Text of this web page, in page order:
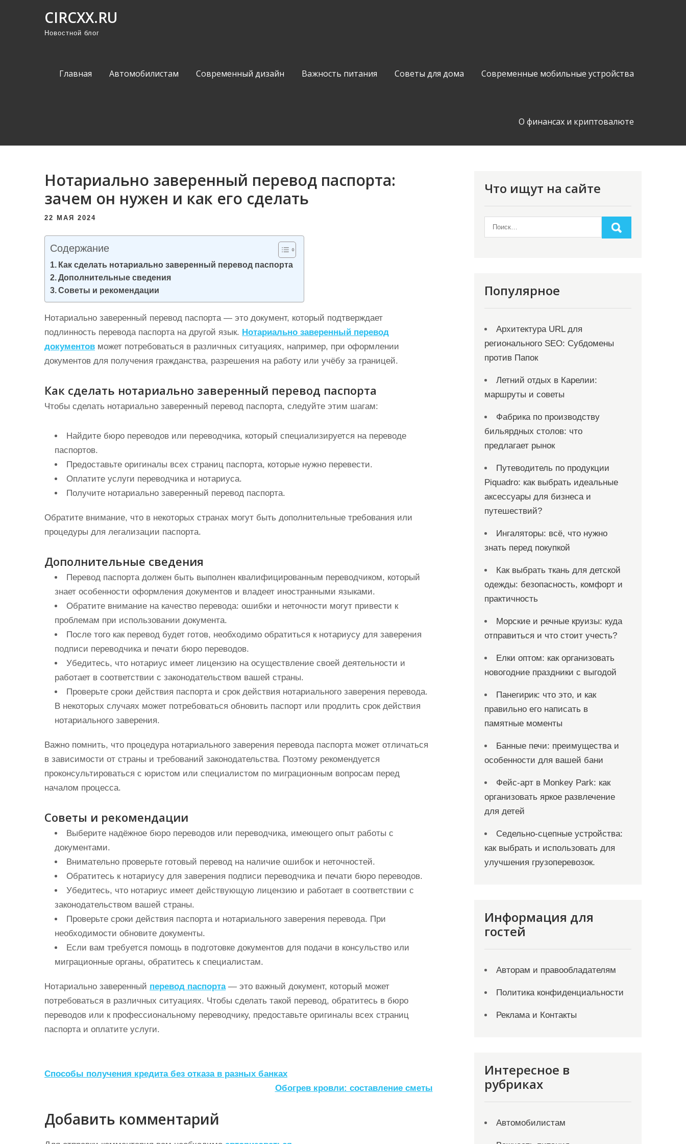
CIRCXX.RU
Новостной блог
Главная Автомобилистам Современный дизайн Важность питания Советы для дома Современные мобильные устройства
О финансах и криптовалюте
Нотариально заверенный перевод паспорта:
зачем он нужен и как его сделать
22 МАЯ 2024
Содержание
Как сделать нотариально заверенный перевод паспорта
Дополнительные сведения
Советы и рекомендации
Нотариально заверенный перевод паспорта — это документ, который подтверждает
подлинность перевода паспорта на другой язык. Нотариально заверенный перевод
документов может потребоваться в различных ситуациях, например, при оформлении
документов для получения гражданства, разрешения на работу или учёбу за границей.
Как сделать нотариально заверенный перевод паспорта
Чтобы сделать нотариально заверенный перевод паспорта, следуйте этим шагам:
Найдите бюро переводов или переводчика, который специализируется на переводе
паспортов.
Предоставьте оригиналы всех страниц паспорта, которые нужно перевести.
Оплатите услуги переводчика и нотариуса.
Получите нотариально заверенный перевод паспорта.
Обратите внимание, что в некоторых странах могут быть дополнительные требования или
процедуры для легализации паспорта.
Дополнительные сведения
Перевод паспорта должен быть выполнен квалифицированным переводчиком, который
знает особенности оформления документов и владеет иностранными языками.
Обратите внимание на качество перевода: ошибки и неточности могут привести к
проблемам при использовании документа.
После того как перевод будет готов, необходимо обратиться к нотариусу для заверения
подписи переводчика и печати бюро переводов.
Убедитесь, что нотариус имеет лицензию на осуществление своей деятельности и
работает в соответствии с законодательством вашей страны.
Проверьте сроки действия паспорта и срок действия нотариального заверения перевода.
В некоторых случаях может потребоваться обновить паспорт или продлить срок действия
нотариального заверения.
Важно помнить, что процедура нотариального заверения перевода паспорта может отличаться
в зависимости от страны и требований законодательства. Поэтому рекомендуется
проконсультироваться с юристом или специалистом по миграционным вопросам перед
началом процесса.
Советы и рекомендации
Выберите надёжное бюро переводов или переводчика, имеющего опыт работы с
документами.
Внимательно проверьте готовый перевод на наличие ошибок и неточностей.
Обратитесь к нотариусу для заверения подписи переводчика и печати бюро переводов.
Убедитесь, что нотариус имеет действующую лицензию и работает в соответствии с
законодательством вашей страны.
Проверьте сроки действия паспорта и нотариального заверения перевода. При
необходимости обновите документы.
Если вам требуется помощь в подготовке документов для подачи в консульство или
миграционные органы, обратитесь к специалистам.
Нотариально заверенный перевод паспорта— это важный документ, который может
потребоваться в различных ситуациях. Чтобы сделать такой перевод, обратитесь в бюро
переводов или к профессиональному переводчику, предоставьте оригиналы всех страниц
паспорта и оплатите услуги.
Н
в
и
Способы получения кредита без отказа в разных банках
Обогрев кровли: составление сметы
Добавить комментарий
Что ищут на сайте
Популярное
Архитектура URL для
регионального SEO: Субдомены
против Папок
Летний отдых в Карелии:
маршруты и советы
Фабрика по производству
бильярдных столов: что
предлагает рынок
Путеводитель по продукции
Piquadro: как выбрать идеальные
аксессуары для бизнеса и
путешествий?
Ингаляторы: всё, что нужно
знать перед покупкой
Как выбрать ткань для детской
одежды: безопасность, комфорт и
практичность
Морские и речные круизы: куда
отправиться и что стоит учесть?
Елки оптом: как организовать
новогодние праздники с выгодой
Панегирик: что это, и как
правильно его написать в
памятные моменты
Банные печи: преимущества и
особенности для вашей бани
Фейс-арт в Monkey Park: как
организовать яркое развлечение
для детей
Седельно-сцепные устройства:
как выбрать и использовать для
улучшения грузоперевозок.
Информация для
гостей
Авторам и правообладателям
Политика конфиденциальности
Реклама и Контакты
Интересное в
рубриках
Автомобилистам